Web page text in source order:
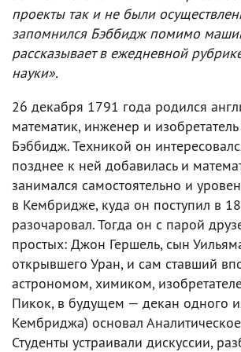
проекты так и не были
запомнился Бэббидж помимо
рассказывает в ежедневной
науки».
26 декабря 1791 года родился
математик, инженер и
Бэббидж. Техникой он
позднее к ней добавилась и
занимался самостоятельно и
в Кембридже, куда он поступил в
разочаровал. Тогда он с парой
простых: Джон Гершель, сын
открывшего Уран, и сам ставший
астрономом, химиком,
Пикок, в будущем — декан одного
Кембриджа) основал
Студенты устраивали дискуссии,